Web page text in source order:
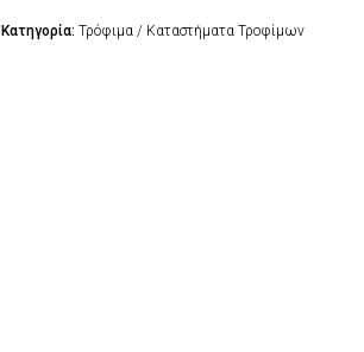
Κατηγορία: Τρόφιμα / Καταστήματα Τροφίμων